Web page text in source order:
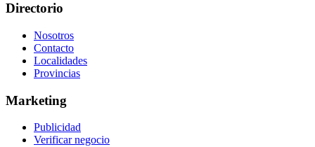
Directorio
Nosotros
Contacto
Localidades
Provincias
Marketing
Publicidad
Verificar negocio